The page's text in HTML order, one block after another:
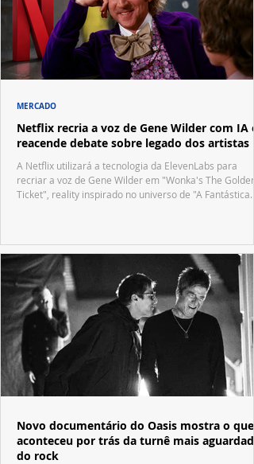
Netflix recria a voz de Gene Wilder com IA e
reacende debate sobre legado dos artistas
A Netflix utilizará a tecnologia da ElevenLabs para
recriar a voz de Gene Wilder em "Wonka's The Golden
Ticket", reality inspirado no universo de "A Fantástica
MERCADO
Novo documentário do Oasis mostra o que
aconteceu por trás da turnê mais aguardada
do rock